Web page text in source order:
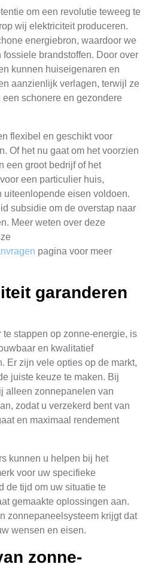
om een revolutie teweeg te
wij elektriciteit produceren.
energiebron, waardoor we
brandstoffen. Door over
kunnen huiseigenaren en
aanzienlijk verlagen, terwijl ze
schonere en gezondere
flexibel en geschikt voor
Of het nu gaat om het voorzien
een groot bedrijf of het
een particulier huis,
uiteenlopende eisen voldoen.
subsidie om de overstap naar
Meer weten over deze
pagina voor meer
garanderen
stappen op zonne-energie, is
en kwalitatief
Er zijn vele opties op de markt,
juiste keuze te maken. Bij
alleen zonnepanelen van
zodat u verzekerd bent van
en maximaal rendement
kunnen u helpen bij het
voor uw specifieke
de tijd om uw situatie te
gemaakte oplossingen aan.
zonnepaneelsysteem krijgt dat
wensen en eisen.
zonne-